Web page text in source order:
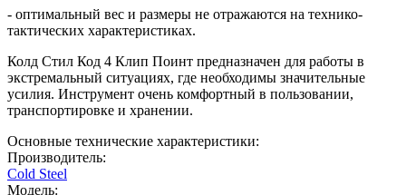
- оптимальный вес и размеры не отражаются на технико-
тактических характеристиках.
Колд Стил Код 4 Клип Поинт предназначен для работы в
экстремальный ситуациях, где необходимы значительные
усилия. Инструмент очень комфортный в пользовании,
транспортировке и хранении.
Основные технические характеристики:
Производитель:
Cold Steel
Модель: